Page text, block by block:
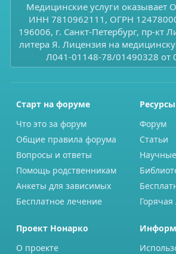
Медицинские услуги
ИНН 7810962111, ОГРН
196006, г. Санкт-Петербург, пр-кт
литера Я. Лицензия на
Л041-01148-78/01490328 от
Старт на форуме
Что это за форум
Общие правила форума
Вопросы и ответы
Помощь родственникам
Анкеты для зависимых
Бесплатное лечение
Ресурсы
Форум
Статьи
Проект Нонарко
О проекте